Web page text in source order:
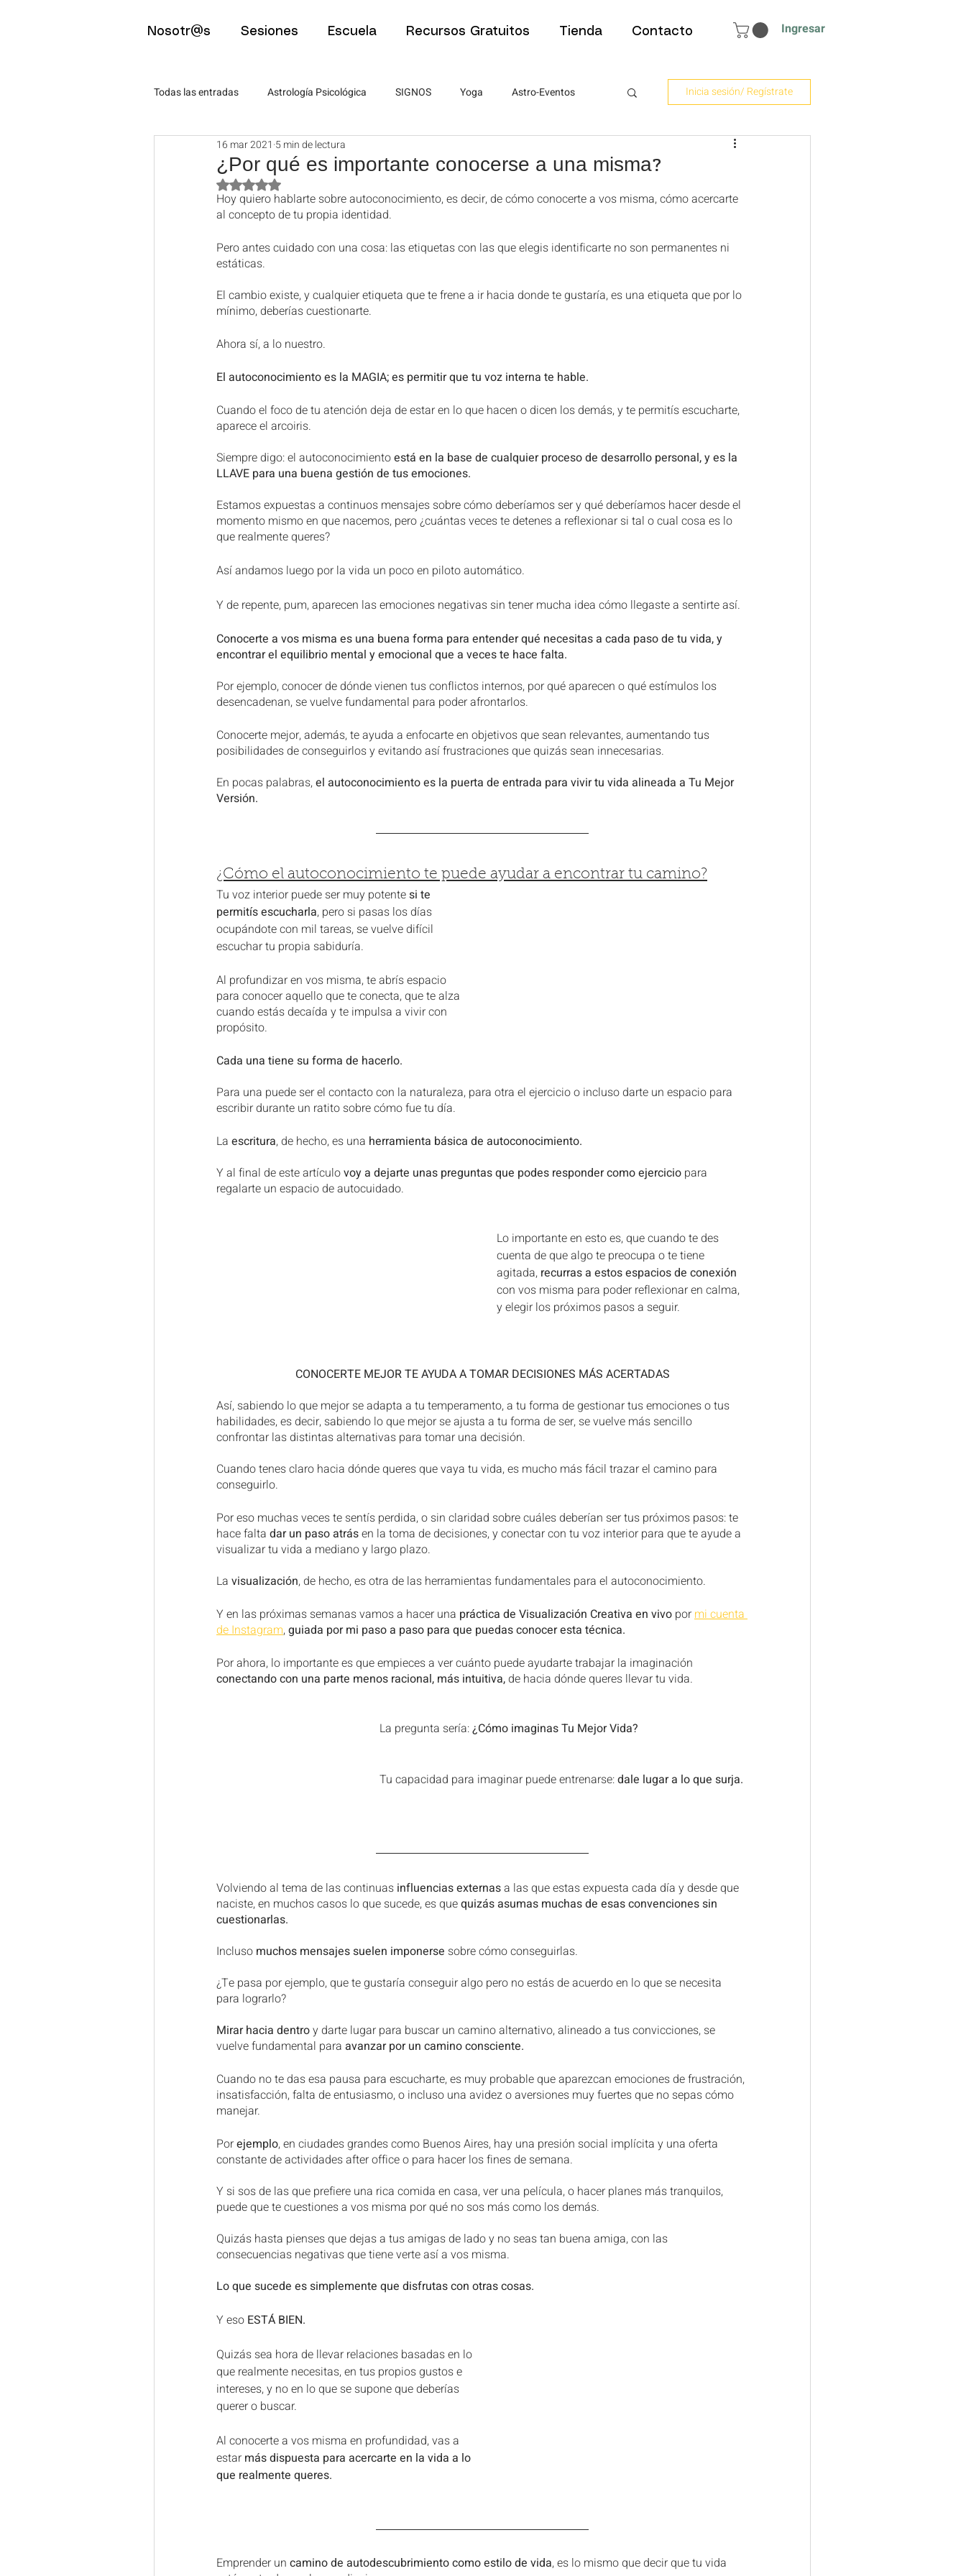
Nosotr@s Sesiones Escuela Recursos Gratuitos Tienda Contacto Ingresar
Todas las entradas Astrología Psicológica SIGNOS Yoga Astro-Eventos
Astro-Eventos Psicología
Mindfulness Artículos para estudiantes Artículos para estudiantes
Artículos para estudiantes
Eclipses y Fases lunares Revolución solar Revolución solar Revolución solar
Decodificación bioemocional
Inicia sesión/ Regístrate
¿Por qué es importante conocerse a una misma?
16 mar 2021 5 min de lectura
Obtuvo NaN de 5 estrellas.
Hoy quiero hablarte sobre autoconocimiento, es decir, de cómo conocerte a vos misma, cómo acercarte
al concepto de tu propia identidad.
Pero antes cuidado con una cosa: las etiquetas con las que elegis identificarte no son permanentes ni
estáticas.
El cambio existe, y cualquier etiqueta que te frene a ir hacia donde te gustaría, es una etiqueta que por lo
mínimo, deberías cuestionarte.
Ahora sí, a lo nuestro.
El autoconocimiento es la MAGIA; es permitir que tu voz interna te hable.
Cuando el foco de tu atención deja de estar en lo que hacen o dicen los demás, y te permitís escucharte,
aparece el arcoiris.
Siempre digo: el autoconocimiento está en la base de cualquier proceso de desarrollo personal, y es la
LLAVE para una buena gestión de tus emociones.
Estamos expuestas a continuos mensajes sobre cómo deberíamos ser y qué deberíamos hacer desde el
momento mismo en que nacemos, pero ¿cuántas veces te detenes a reflexionar si tal o cual cosa es lo
que realmente queres?
Así andamos luego por la vida un poco en piloto automático.
Y de repente, pum, aparecen las emociones negativas sin tener mucha idea cómo llegaste a sentirte así.
Conocerte a vos misma es una buena forma para entender qué necesitas a cada paso de tu vida, y
encontrar el equilibrio mental y emocional que a veces te hace falta.
Por ejemplo, conocer de dónde vienen tus conflictos internos, por qué aparecen o qué estímulos los
desencadenan, se vuelve fundamental para poder afrontarlos.
Conocerte mejor, además, te ayuda a enfocarte en objetivos que sean relevantes, aumentando tus
posibilidades de conseguirlos y evitando así frustraciones que quizás sean innecesarias.
En pocas palabras, el autoconocimiento es la puerta de entrada para vivir tu vida alineada a Tu Mejor
Versión.
¿Cómo el autoconocimiento te puede ayudar a encontrar tu camino?
Tu voz interior puede ser muy potente si te
permitís escucharla, pero si pasas los días
ocupándote con mil tareas, se vuelve difícil
escuchar tu propia sabiduría.
Al profundizar en vos misma, te abrís espacio
para conocer aquello que te conecta, que te alza
cuando estás decaída y te impulsa a vivir con
propósito.
Cada una tiene su forma de hacerlo.
Para una puede ser el contacto con la naturaleza, para otra el ejercicio o incluso darte un espacio para
escribir durante un ratito sobre cómo fue tu día.
La escritura, de hecho, es una herramienta básica de autoconocimiento.
Y al final de este artículo voy a dejarte unas preguntas que podes responder como ejercicio para
regalarte un espacio de autocuidado.
Lo importante en esto es, que cuando te des
cuenta de que algo te preocupa o te tiene
agitada, recurras a estos espacios de conexión
con vos misma para poder reflexionar en calma,
y elegir los próximos pasos a seguir.
CONOCERTE MEJOR TE AYUDA A TOMAR DECISIONES MÁS ACERTADAS
Así, sabiendo lo que mejor se adapta a tu temperamento, a tu forma de gestionar tus emociones o tus
habilidades, es decir, sabiendo lo que mejor se ajusta a tu forma de ser, se vuelve más sencillo
confrontar las distintas alternativas para tomar una decisión.
Cuando tenes claro hacia dónde queres que vaya tu vida, es mucho más fácil trazar el camino para
conseguirlo.
Por eso muchas veces te sentís perdida, o sin claridad sobre cuáles deberían ser tus próximos pasos: te
hace falta dar un paso atrás en la toma de decisiones, y conectar con tu voz interior para que te ayude a
visualizar tu vida a mediano y largo plazo.
La visualización, de hecho, es otra de las herramientas fundamentales para el autoconocimiento.
Y en las próximas semanas vamos a hacer una práctica de Visualización Creativa en vivo por mi cuenta
de Instagram, guiada por mi paso a paso para que puedas conocer esta técnica.
Por ahora, lo importante es que empieces a ver cuánto puede ayudarte trabajar la imaginación
conectando con una parte menos racional, más intuitiva, de hacia dónde queres llevar tu vida.
La pregunta sería: ¿Cómo imaginas Tu Mejor Vida?
Tu capacidad para imaginar puede entrenarse: dale lugar a lo que surja.
Volviendo al tema de las continuas influencias externas a las que estas expuesta cada día y desde que
naciste, en muchos casos lo que sucede, es que quizás asumas muchas de esas convenciones sin
cuestionarlas.
Incluso muchos mensajes suelen imponerse sobre cómo conseguirlas.
¿Te pasa por ejemplo, que te gustaría conseguir algo pero no estás de acuerdo en lo que se necesita
para lograrlo?
Mirar hacia dentro y darte lugar para buscar un camino alternativo, alineado a tus convicciones, se
vuelve fundamental para avanzar por un camino consciente.
Cuando no te das esa pausa para escucharte, es muy probable que aparezcan emociones de frustración,
insatisfacción, falta de entusiasmo, o incluso una avidez o aversiones muy fuertes que no sepas cómo
manejar.
Por ejemplo, en ciudades grandes como Buenos Aires, hay una presión social implícita y una oferta
constante de actividades after office o para hacer los fines de semana.
Y si sos de las que prefiere una rica comida en casa, ver una película, o hacer planes más tranquilos,
puede que te cuestiones a vos misma por qué no sos más como los demás.
Quizás hasta pienses que dejas a tus amigas de lado y no seas tan buena amiga, con las
consecuencias negativas que tiene verte así a vos misma.
Lo que sucede es simplemente que disfrutas con otras cosas.
Y eso ESTÁ BIEN.
Quizás sea hora de llevar relaciones basadas en lo
que realmente necesitas, en tus propios gustos e
intereses, y no en lo que se supone que deberías
querer o buscar.
Al conocerte a vos misma en profundidad, vas a
estar más dispuesta para acercarte en la vida a lo
que realmente queres.
Emprender un camino de autodescubrimiento como estilo de vida, es lo mismo que decir que tu vida